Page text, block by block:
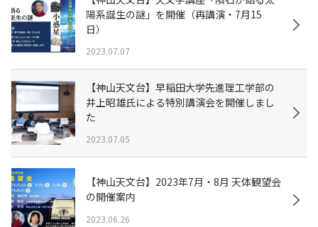
陽系誕生の謎」を開催（再講演・7月15
日）
2023.07.07
【神山天文台】早稲田大学先進理工学部の
井上昭雄氏による特別講演会を開催しまし
た
2023.07.05
【神山天文台】2023年7月・8月 天体観望会
の開催案内
2023.06.26